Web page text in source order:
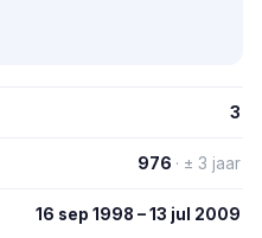
3
976 · ± 3 jaar
16 sep 1998 – 13 jul 2009